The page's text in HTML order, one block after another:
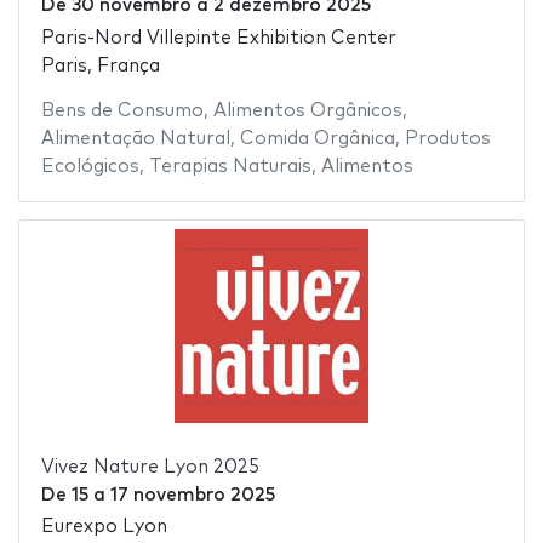
De 30 novembro a 2 dezembro 2025
Paris-Nord Villepinte Exhibition Center
Paris, França
Bens de Consumo, Alimentos Orgânicos,
Alimentação Natural , Comida Orgânica, Produtos
Ecológicos, Terapias Naturais, Alimentos
Vivez Nature Lyon 2025
De 15a 17 novembro 2025
Eurexpo Lyon